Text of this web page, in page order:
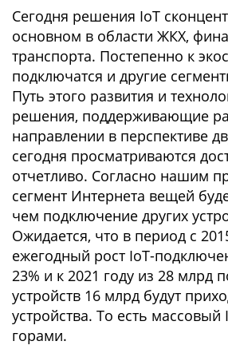
Сегодня решения IoT
основном в области ЖКХ,
транспорта. Постепенно к
подключатся и другие
Путь этого развития и
решения, поддерживающие
направлении в перспективе
сегодня просматриваются
отчетливо. Согласно нашим
сегмент Интернета вещей
чем подключение других
Ожидается, что в период с
ежегодный рост IoT-
23% и к 2021 году из 28 млрд
устройств 16 млрд будут
устройства. То есть массовый
горами.